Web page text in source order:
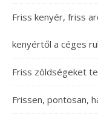
Friss kenyér, friss
kenyértől a céges
Friss zöldségeket
Frissen, pontosan,